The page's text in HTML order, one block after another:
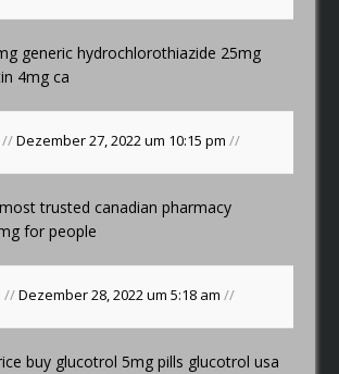
generichydrochlorothiazide 25mg
4mg ca
//Dezember 27, 2022 um 10:15 pm//
most trusted canadian pharmacy
for people
//Dezember 28, 2022 um 5:18 am//
buy glucotrol 5mg pills glucotrol usa